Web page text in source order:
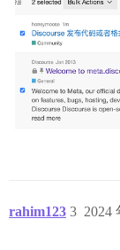
rahim123 2024
3